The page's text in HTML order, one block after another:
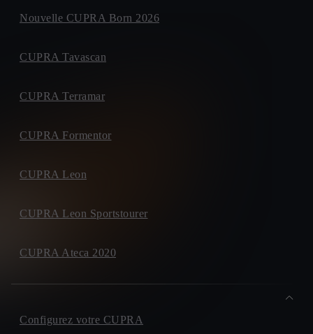
Nouvelle CUPRA Born 2026
CUPRA Tavascan
CUPRA Terramar
CUPRA Formentor
CUPRA Leon
CUPRA Leon Sportstourer
CUPRA Ateca 2020
Configurez votre CUPRA